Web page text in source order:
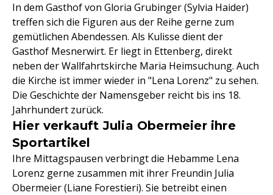
In dem Gasthof von Gloria Grubinger (Sylvia Haider)
treffen sich die Figuren aus der Reihe gerne zum
gemütlichen Abendessen. Als Kulisse dient der
Gasthof Mesnerwirt. Er liegt in Ettenberg, direkt
neben der Wallfahrtskirche Maria Heimsuchung. Auch
die Kirche ist immer wieder in "Lena Lorenz" zu sehen.
Die Geschichte der Namensgeber reicht bis ins 18.
Jahrhundert zurück.
Hier verkauft Julia Obermeier ihre
Sportartikel
Ihre Mittagspausen verbringt die Hebamme Lena
Lorenz gerne zusammen mit ihrer Freundin Julia
Obermeier (Liane Forestieri). Sie betreibt einen